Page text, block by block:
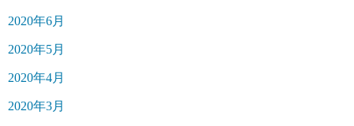
2020年6月
2020年5月
2020年4月
2020年3月